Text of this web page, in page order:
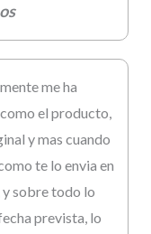
me ha
el producto,
y mas cuando
te lo envia en
sobre todo lo
prevista, lo